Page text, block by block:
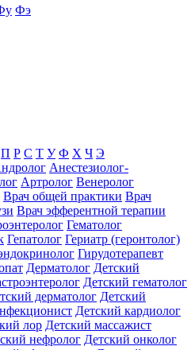
Фэ
П Р С Т У Ф Х Ч Э
Анестезиолог-
Артролог Венеролог
Врач общей практики Врач
Врач эфферентной терапии
Гематолог
Гепатолог Гериатр (геронтолог)
Гирудотерапевт
Дерматолог Детский
Детский гематолог
дерматолог Детский
Детский кардиолог
лор Детский массажист
нефролог Детский онколог